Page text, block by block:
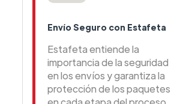
Envío Seguro con Estafeta
Estafeta entiende la
importancia de la seguridad
en los envíos y garantiza la
protección de los paquetes